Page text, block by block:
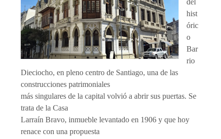
hist
óric
o
Bar
rio
Dieciocho, en pleno centro de Santiago, una de las
construcciones patrimoniales
más singulares de la capital volvió a abrir sus puertas. Se
trata de la Casa
Larraín Bravo, inmueble levantado en 1906 y que hoy
renace con una propuesta